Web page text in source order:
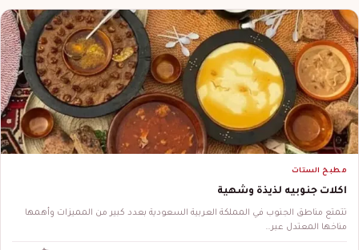
مطبخ الستات
اكلات جنوبيه لذيذة وشهية
تتمتع مناطق الجنوب في المملكة العربية السعودية بعدد كبير من المميزات وأهمها
مناخها المعتدل عبر…